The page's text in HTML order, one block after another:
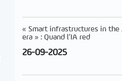
« Smart infrastructures in the
era » : Quand l’IA red
26-09-2025